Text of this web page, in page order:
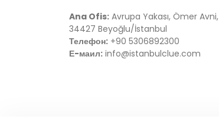
Ana Ofis: Avrupa Yakası, Ömer Avni,
34427 Beyoğlu/İstanbul
Телефон: +90 5306892300
Е-маил: info@istanbulclue.com